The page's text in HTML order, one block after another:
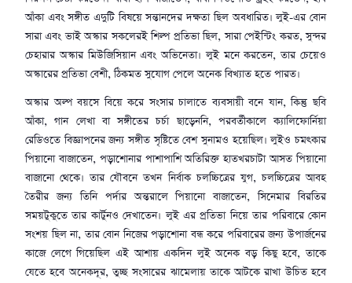
আঁকা এবং সঙ্গীত এদুটি বিষয়ে সন্তানদের দক্ষতা ছিল অবধারিত। লুই-এর বোন
সারা এবং ভাই অস্কার সকলেরই শিল্প প্রতিভা ছিল, সারা পেইন্টিং করত, সুন্দর
চেহারার অস্কার মিউজিসিয়ান এবং অভিনেতা। লুই মনে করতেন, তার চেয়েও
অস্কারের প্রতিভা বেশী, ঠিকমত সুযোগ পেলে অনেক বিখ্যাত হতে পারত।
অস্কার অল্প বয়সে বিয়ে করে সংসার চালাতে ব্যবসায়ী বনে যান, কিন্তু ছবি
আঁকা, গান লেখা বা সঙ্গীতের চর্চা ছাড়েননি, পরবর্তীকালে ক্যালিফোর্নিয়া
রেডিওতে বিজ্ঞাপনের জন্য সঙ্গীত সৃষ্টিতে বেশ সুনামও হয়েছিল। লুইও চমৎকার
পিয়ানো বাজাতেন, পড়াশোনার পাশাপাশি অতিরিক্ত হাতখরচাটা আসত পিয়ানো
বাজানো থেকে। তার যৌবনে তখন নির্বাক চলচ্চিত্রের যুগ, চলচ্চিত্রের আবহ
তৈরীর জন্য তিনি পর্দার অন্তরালে পিয়ানো বাজাতেন, সিনেমার বিরতির
সময়টুকুতে তার কার্টুনও দেখাতেন। লুই এর প্রতিভা নিয়ে তার পরিবারে কোন
সংশয় ছিল না, তার বোন নিজের পড়াশোনা বন্ধ করে পরিবারের জন্য উপার্জনের
কাজে লেগে গিয়েছিল এই আশায় একদিন লুই অনেক বড় কিছু হবে, তাকে
যেতে হবে অনেকদূর, তুচ্ছ সংসারের ঝামেলায় তাকে আটকে রাখা উচিত হবে